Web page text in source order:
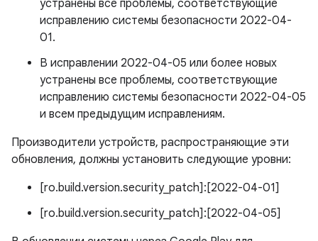
устранены все проблемы, соответствующие
исправлению системы безопасности 2022-04-
01.
В исправлении 2022-04-05 или более новых
устранены все проблемы, соответствующие
исправлению системы безопасности 2022-04-05
и всем предыдущим исправлениям.
Производители устройств, распространяющие эти
обновления, должны установить следующие уровни:
[ro.build.version.security_patch]:[2022-04-01]
[ro.build.version.security_patch]:[2022-04-05]